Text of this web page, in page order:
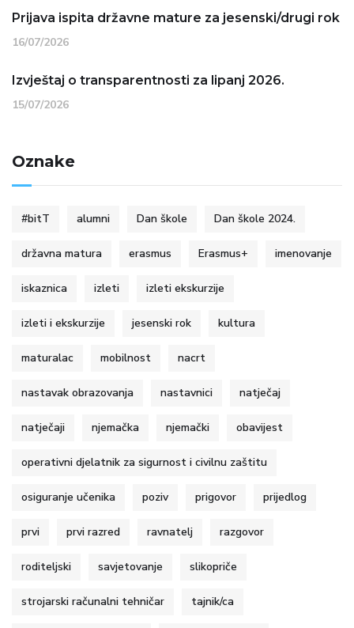
Prijava ispita državne mature za jesenski/drugi rok
16/07/2026
Izvještaj o transparentnosti za lipanj 2026.
15/07/2026
Oznake
#bitT alumni Dan škole Dan škole 2024.
državna matura erasmus Erasmus+ imenovanje
iskaznica izleti izleti ekskurzije
izleti i ekskurzije jesenski rok kultura
maturalac mobilnost nacrt
nastavak obrazovanja nastavnici natječaj
natječaji njemačka njemački obavijest
operativni djelatnik za sigurnost i civilnu zaštitu
osiguranje učenika poziv prigovor prijedlog
prvi prvi razred ravnatelj razgovor
roditeljski savjetovanje slikopriče
strojarski računalni tehničar tajnik/ca